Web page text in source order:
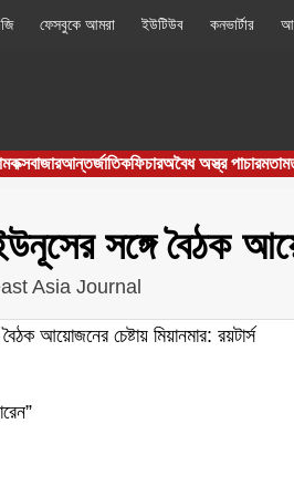
ফেসবুকে আমরা ইউটিউব কনভার্টার
কক্সবাজারআন্তর্জাতিকফিচারঅবৈধ অস্ত্র পাচার
সঙ্গে বৈঠক
Asia Journal